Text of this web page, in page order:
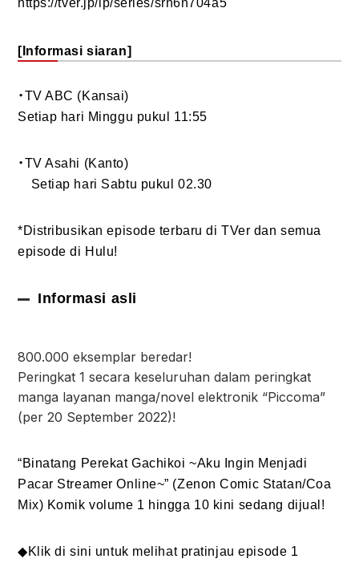
https://tver.jp/lp/series/srn6n704a5
[Informasi siaran]
・TV ABC (Kansai)
Setiap hari Minggu pukul 11:55
・TV Asahi (Kanto)
Setiap hari Sabtu pukul 02.30
*Distribusikan episode terbaru di TVer dan semua
episode di Hulu!
Informasi asli
800.000 eksemplar beredar!
Peringkat 1 secara keseluruhan dalam peringkat
manga layanan manga/novel elektronik “Piccoma”
(per 20 September 2022)!
“Binatang Perekat Gachikoi ~Aku Ingin Menjadi
Pacar Streamer Online~” (Zenon Comic Statan/Coa
Mix) Komik volume 1 hingga 10 kini sedang dijual!
◆Klik di sini untuk melihat pratinjau episode 1